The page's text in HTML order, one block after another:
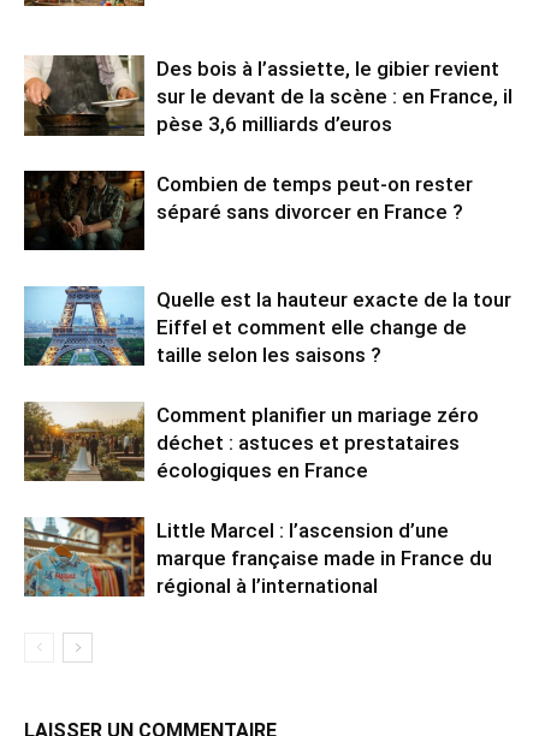
Des bois à l’assiette, le gibier revient
sur le devant de la scène : en France, il
pèse 3,6 milliards d’euros
Combien de temps peut-on rester
séparé sans divorcer en France ?
Quelle est la hauteur exacte de la tour
Eiffel et comment elle change de
taille selon les saisons ?
Comment planifier un mariage zéro
déchet : astuces et prestataires
écologiques en France
Little Marcel : l’ascension d’une
marque française made in France du
régional à l’international
LAISSER UN COMMENTAIRE